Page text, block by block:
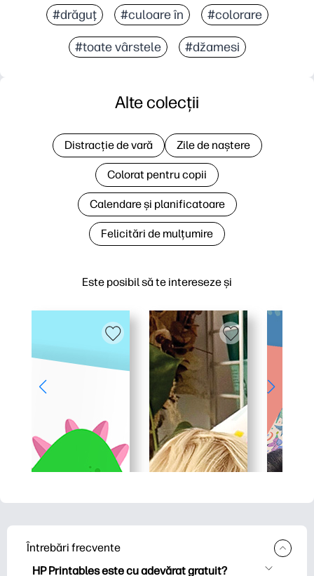
#drăguţ #culoare în #colorare
#toate vârstele #džamesi
Este posibil să te intereseze și
Alte colecții
Distracție de vară Zile de naștere
Colorat pentru copii
Calendare și planificatoare
Felicitări de mulțumire
Întrebări frecvente
HP Printables este cu adevărat gratuit?